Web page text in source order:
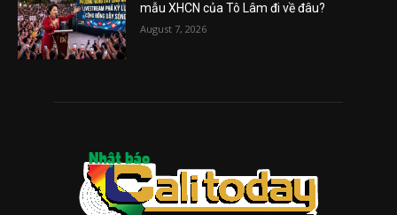
mẫu XHCN của Tô Lâm đi về đâu?
August 7, 2026